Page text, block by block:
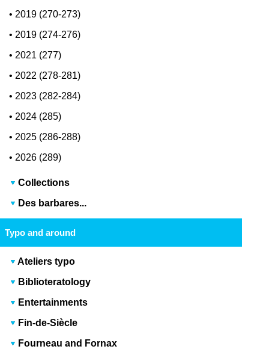
• 2019 (270-273)
• 2019 (274-276)
• 2021 (277)
• 2022 (278-281)
• 2023 (282-284)
• 2024 (285)
• 2025 (286-288)
• 2026 (289)
Collections
Des barbares...
Typo and around
Ateliers typo
Biblioteratology
Entertainments
Fin-de-Siècle
Fourneau and Fornax